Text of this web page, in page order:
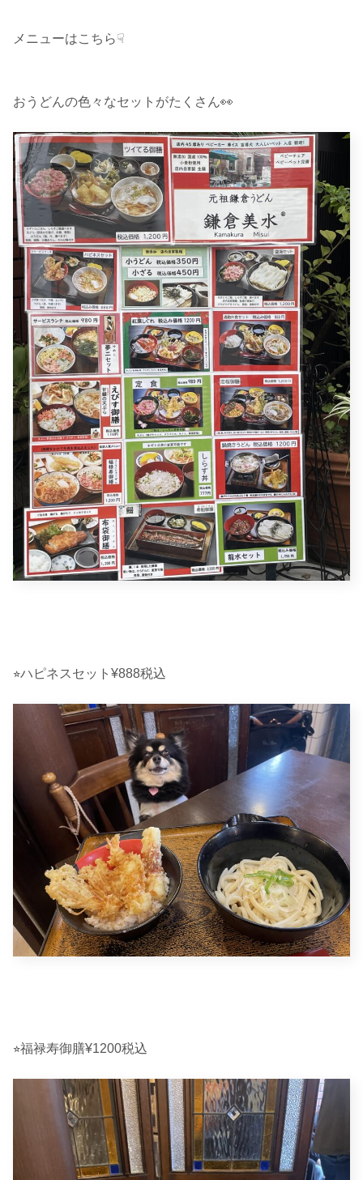
メニューはこちら☟
おうどんの色々なセットがたくさん👀
⭐︎ハピネスセット¥888税込
⭐︎福禄寿御膳¥1200税込